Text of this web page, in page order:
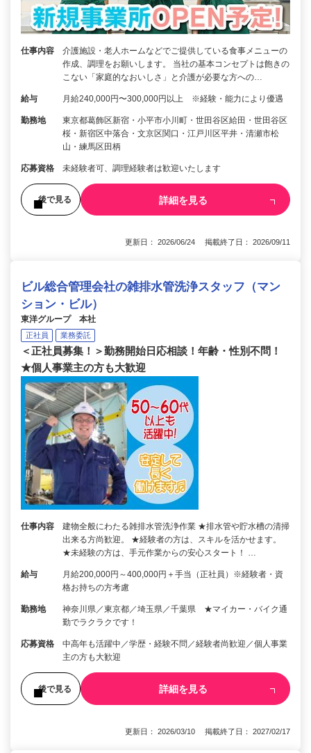
仕事内容
介護施設・老人ホームなどでご提供している食事メニューの
作成、調理をお願いします。 当社の基本コンセプトは飽きの
こない「家庭的なおいしさ」と介護が必要な方への…
給与 月給240,000円〜300,000円以上 ※経験・能力により優遇
勤務地
東京都葛飾区新宿・小平市小川町・世田谷区給田・世田谷区
桜・新宿区中落合・文京区関口・江戸川区平井・清瀬市松
山・練馬区田柄
応募資格 未経験者可、調理経験者は歓迎いたします
後で見る 詳細を見る
更新日： 2026/06/24 掲載終了日： 2026/09/11
ビル総合管理会社の雑排水管洗浄スタッフ（マン
ション・ビル）
東洋グループ 本社
正社員 業務委託
＜正社員募集！＞勤務開始日応相談！年齢・性別不問！
★個人事業主の方も大歓迎
仕事内容
建物全般にわたる雑排水管洗浄作業 ★排水管や貯水槽の清掃
出来る方尚歓迎。 ★経験者の方は、スキルを活かせます。
★未経験の方は、手元作業からの安心スタート！ …
給与
月給200,000円～400,000円＋手当（正社員）※経験者・資
格お持ちの方考慮
勤務地
神奈川県／東京都／埼玉県／千葉県 ★マイカー・バイク通
勤でラクラクです！
応募資格
中高年も活躍中／学歴・経験不問／経験者尚歓迎／個人事業
主の方も大歓迎
後で見る 詳細を見る
更新日： 2026/03/10 掲載終了日： 2027/02/17